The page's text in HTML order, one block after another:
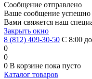
Сообщение отправлено
Ваше сообщение успешно
Вами свяжется наш
Закрыть окно
8 (812) 409-30-50 С 8:00
0
0
0 В корзине пока пусто
Каталог товаров